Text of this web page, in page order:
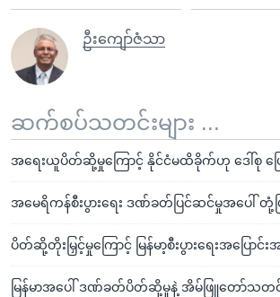
ဦးကျော်ဇံသာ
ဆက်စပ်သတင်းများ ...
အရေးယူပိတ်ဆို့မှုကြောင့် နိုင်ငံမထိခိုက်ဟု ဒေါ်စု ပြ
အမေရိကန်စီးပွားရေး ဒဏ်ခတ်ပြင်ဆင်မှုအပေါ် တုံ့ပြ
ပိတ်ဆို့တိုးမြှင့်မှုကြောင့် မြန်မာ့စီးပွားရေးအပြောင်
မြန်မာအပေါ် ဒဏ်ခတ်ပိတ်ဆို့မှုနဲ့ အိမ်ဖြူတော်သတင်